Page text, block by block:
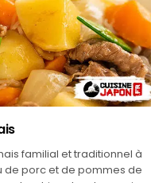
familial et traditionnel à
porc et de pommes de